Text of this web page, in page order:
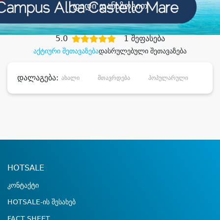
დიდი დანაზოგით
აქტიური შეთავაზებადასრულებული შეთავაზება
5.0 1 შეფასება
დალაგება: ახალი მთავრდება პოპულარული
HOTSALE
კონტაქტი
HOTSALE-ის შესახებ